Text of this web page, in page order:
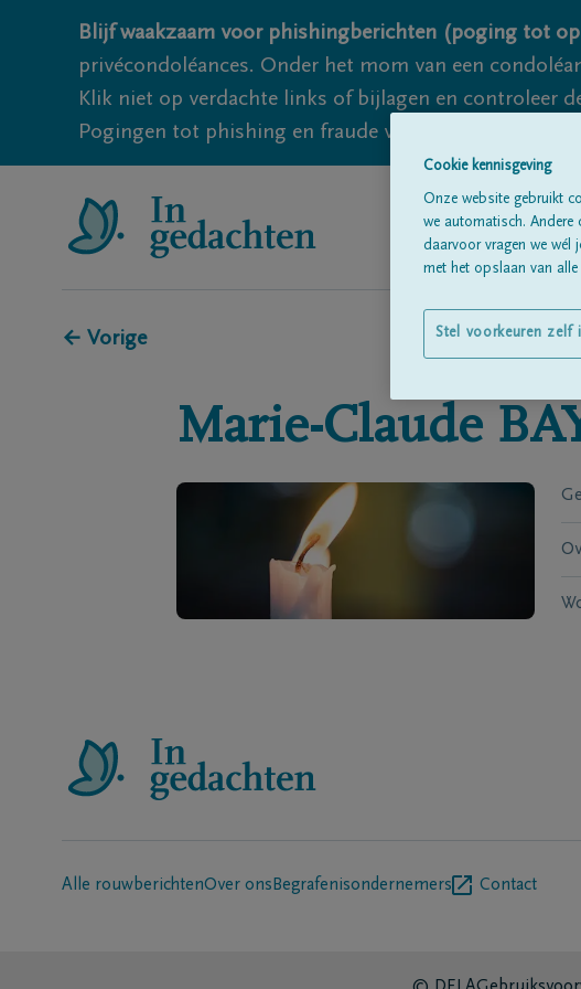
Blijf waakzaam voor phishingberichten (poging tot
privécondoléances. Onder het mom van een
Klik niet op verdachte links of bijlagen en controleer
Pogingen tot phishing en fraude vallen echter nooit
← Vorige
Marie-Claude
Alle rouwberichtenOver ons Begrafenisondernemers Contact
Cookie kennisgeving
Onze website gebruikt
we automatisch. Andere
daarvoor vragen we wél
met het opslaan van
Stel voorkeuren zelf